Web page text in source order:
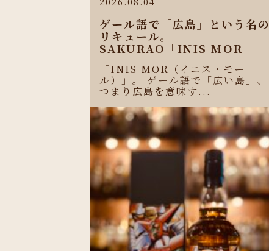
ゲール語で「広島」という名の
リキュール。
SAKURAO「INIS MOR」
「INIS MOR（イニス・モー
ル）」。 ゲール語で「広い島」、
つまり広島を意味す...